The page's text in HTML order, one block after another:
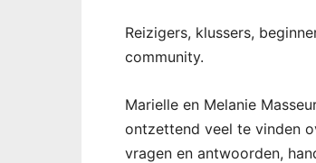
Reizigers, klussers,
community.
Marielle en Melanie
ontzettend veel te vinden
vragen en antwoorden,